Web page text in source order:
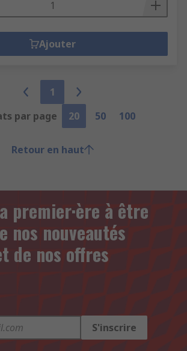
Ajouter
1
par page
20 50 100
Retour en haut
premier·ère à être
nos nouveautés
de nos offres
S'inscrire